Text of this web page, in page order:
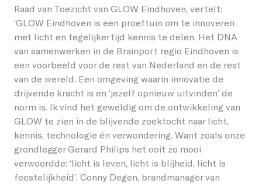
Raad van Toezicht van GLOW Eindhoven, vertelt:
‘GLOW Eindhoven is een proeftuin om te innoveren
met licht en tegelijkertijd kennis te delen. Het DNA
van samenwerken in de Brainport regio Eindhoven is
een voorbeeld voor de rest van Nederland en de rest
van de wereld. Een omgeving waarin innovatie de
drijvende kracht is en ‘jezelf opnieuw uitvinden’ de
norm is. Ik vind het geweldig om de ontwikkeling van
GLOW te zien in de blijvende zoektocht naar licht,
kennis, technologie én verwondering. Want zoals onze
grondlegger Gerard Philips het ooit zo mooi
verwoordde: ‘licht is leven, licht is blijheid, licht is
feestelijkheid’. Conny Degen, brandmanager van